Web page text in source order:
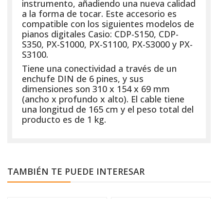
instrumento, añadiendo una nueva calidad
a la forma de tocar. Este accesorio es
compatible con los siguientes modelos de
pianos digitales Casio: CDP-S150, CDP-
S350, PX-S1000, PX-S1100, PX-S3000 y PX-
S3100.
Tiene una conectividad a través de un
enchufe DIN de 6 pines, y sus
dimensiones son 310 x 154 x 69 mm
(ancho x profundo x alto). El cable tiene
una longitud de 165 cm y el peso total del
producto es de 1 kg.
TAMBIÉN TE PUEDE INTERESAR